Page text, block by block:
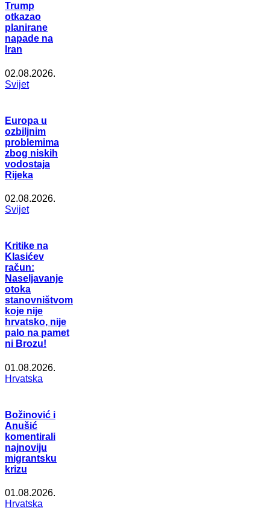
Trump
otkazao
planirane
napade na
Iran
02.08.2026.
Svijet
Europa u
ozbiljnim
problemima
zbog niskih
vodostaja
Rijeka
02.08.2026.
Svijet
Kritike na
Klasićev
račun:
Naseljavanje
otoka
stanovništvom
koje nije
hrvatsko, nije
palo na pamet
ni Brozu!
01.08.2026.
Hrvatska
Božinović i
Anušić
komentirali
najnoviju
migrantsku
krizu
01.08.2026.
Hrvatska